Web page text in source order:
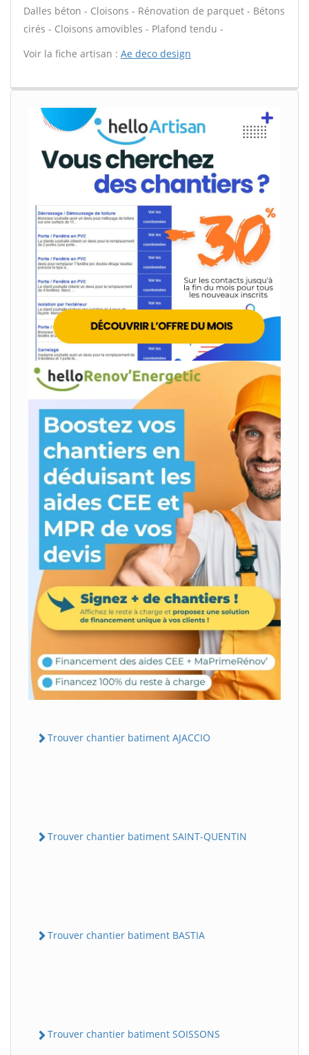
Dalles béton - Cloisons - Rénovation de parquet - Bétons
cirés - Cloisons amovibles - Plafond tendu -
Voir la fiche artisan : Ae deco design
Trouver chantier batiment AJACCIO
Trouver chantier batiment SAINT-QUENTIN
Trouver chantier batiment BASTIA
Trouver chantier batiment SOISSONS